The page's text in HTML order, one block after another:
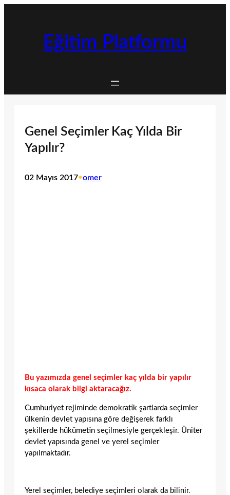
Eğitim Platformu
Genel Seçimler Kaç Yılda Bir
Yapılır?
02 Mayıs 2017•omer
Bu yazımızda genel seçimler kaç yılda bir yapılır
kısaca olarak bilgi aktaracağız.
Cumhuriyet rejiminde demokratik şartlarda seçimler
ülkenin devlet yapısına göre değişerek farklı
şekillerde hükümetin seçilmesiyle gerçekleşir. Üniter
devlet yapısında genel ve yerel seçimler
yapılmaktadır.
Yerel seçimler, belediye seçimleri olarak da bilinir.